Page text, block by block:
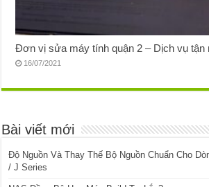
Đơn vị sửa máy tính quận 2 – Dịch vụ tận
16/07/2021
Bài viết mới
Độ Nguồn Và Thay Thế Bộ Nguồn Chuẩn Cho
/ J Series